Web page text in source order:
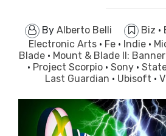
By Alberto Belli Biz ·
Electronic Arts · Fe · Indie ·
Blade · Mount & Blade II:
· Project Scorpio · Sony ·
Last Guardian · Ubisoft ·